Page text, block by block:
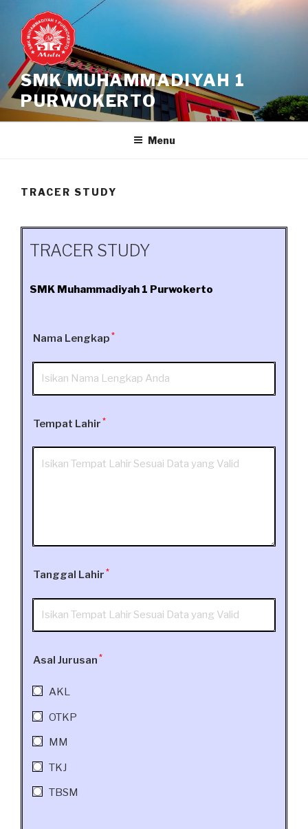
content
SMK MUHAMMADIYAH 1
PURWOKERTO
Menu
TRACER STUDY
TRACER STUDY
SMK Muhammadiyah 1 Purwokerto
Nama Lengkap *
Tempat Lahir *
Tanggal Lahir *
Asal Jurusan *
AKL
OTKP
MM
TKJ
TBSM